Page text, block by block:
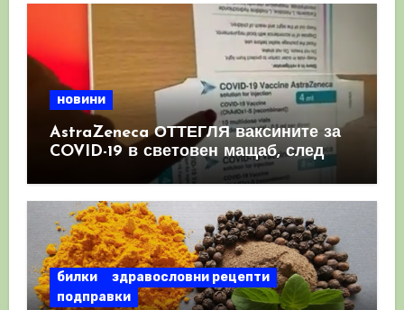
новини
AstraZeneca ОТТЕГЛЯ ваксините за
COVID-19 в световен мащаб, след
като призна, че те причиняват
билки
здравословни рецепти
подправки